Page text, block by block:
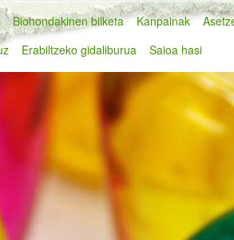
Biohondakinen bilketa Kanpainak
Erabiltzeko gidaliburua Saioa hasi